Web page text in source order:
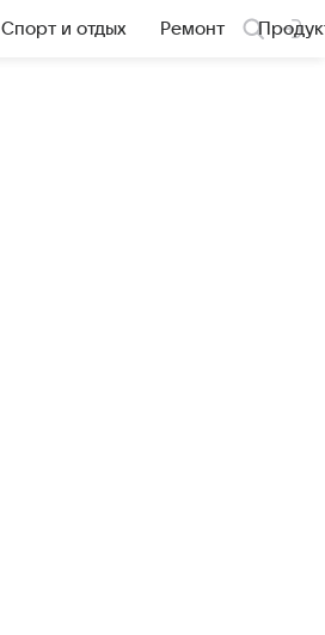
Спорт и отдых Ремонт